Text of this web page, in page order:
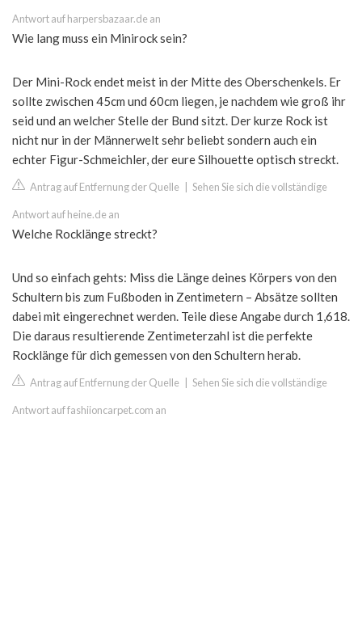
Antwort auf harpersbazaar.de an
Wie lang muss ein Minirock sein?
Der Mini-Rock endet meist in der Mitte des Oberschenkels. Er
sollte zwischen 45cm und 60cm liegen, je nachdem wie groß ihr
seid und an welcher Stelle der Bund sitzt. Der kurze Rock ist
nicht nur in der Männerwelt sehr beliebt sondern auch ein
echter Figur-Schmeichler, der eure Silhouette optisch streckt.
Antrag auf Entfernung der Quelle Sehen Sie sich die vollständige
Antwort auf heine.de an
Welche Rocklänge streckt?
Und so einfach gehts: Miss die Länge deines Körpers von den
Schultern bis zum Fußboden in Zentimetern – Absätze sollten
dabei mit eingerechnet werden. Teile diese Angabe durch 1,618.
Die daraus resultierende Zentimeterzahl ist die perfekte
Rocklänge für dich gemessen von den Schultern herab.
Antrag auf Entfernung der Quelle Sehen Sie sich die vollständige
Antwort auf fashiioncarpet.com an